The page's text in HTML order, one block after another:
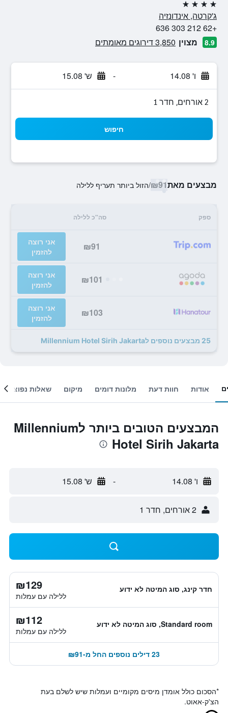
4 כוכבים
ג'קרטה, אינדונזיה
+62 212 303 636
8.9 מצוין 3,850 דירוגים מאומתים
ו' 14.08 - ש' 15.08
2 אורחים, חדר 1
חיפוש
מבצעים מאת₪91
/הזול ביותר תעריף ללילה
ספק סה"כ ללילה
₪91
אני רוצה
להזמין
₪101
אני רוצה
להזמין
₪103
אני רוצה
להזמין
25 מבצעים נוספים לMillennium Hotel Sirih Jakarta
אודות חוות דעת מלונות דומים מיקום שאלות נפוצות
המבצעים הטובים ביותר לMillennium
Hotel Sirih Jakarta
ו' 14.08 - ש' 15.08
2 אורחים, חדר 1
חדר קינג, סוג המיטה לא ידוע ₪129
ללילה עם עמלות
Standard room, סוג המיטה לא ידוע ₪112
ללילה עם עמלות
23 דילים נוספים החל מ-₪91
*הסכום כולל אומדן מיסים מקומיים ועמלות שיש לשלם בעת
הצ'ק-אאוט.